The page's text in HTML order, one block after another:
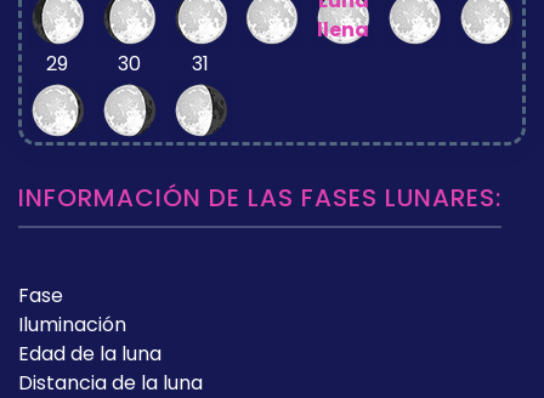
llena
29 30 31
INFORMACIÓN DE LAS FASES LUNARES:
Fase
Iluminación
Edad de la luna
Distancia de la luna